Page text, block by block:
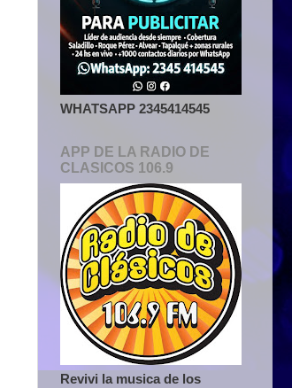
WHATSAPP 2345414545
APP DE LA RADIO DE
CLASICOS 106.9
Revivi la musica de los